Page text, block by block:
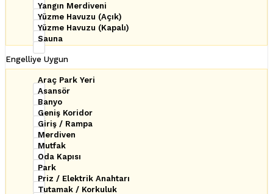
Yangın Merdiveni
Yüzme Havuzu (Açık)
Yüzme Havuzu (Kapalı)
Sauna
Engelliye Uygun
Araç Park Yeri
Asansör
Banyo
Geniş Koridor
Giriş / Rampa
Merdiven
Mutfak
Oda Kapısı
Park
Priz / Elektrik Anahtarı
Tutamak / Korkuluk